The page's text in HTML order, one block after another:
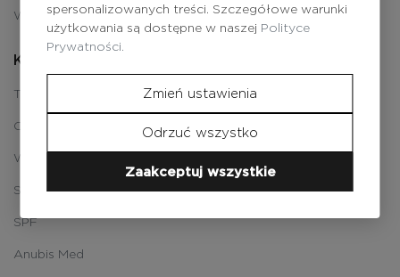
Wysyłka i płatności
Katalog
Twarz
Ciało
Włosy
Spa
SPF
Anubis Med
spersonalizowanych treści. Szczegółowe warunki
użytkowania są dostępne w naszej Polityce
Prywatności.
Zmień ustawienia
Odrzuć wszystko
Zaakceptuj wszystkie